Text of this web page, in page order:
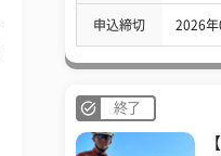
申込締切 2026年
終了